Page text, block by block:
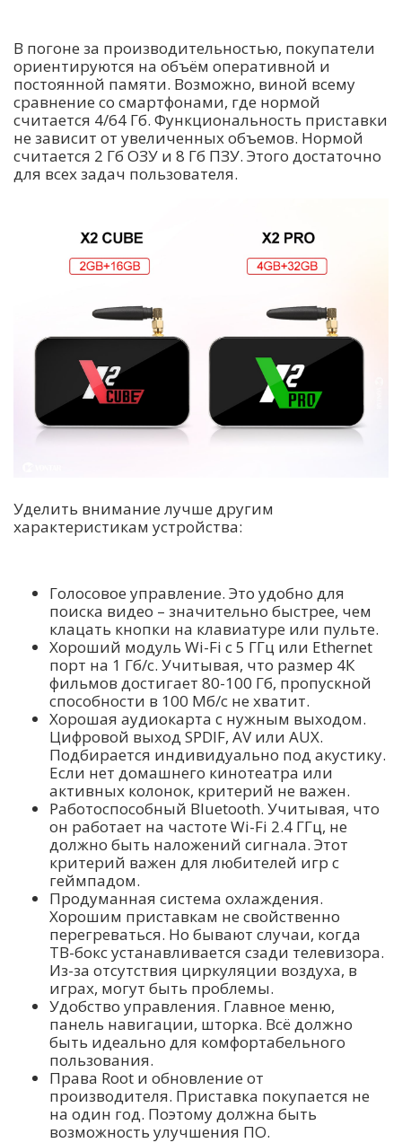
В погоне за производительностью, покупатели
ориентируются на объём оперативной и
постоянной памяти. Возможно, виной всему
сравнение со смартфонами, где нормой
считается 4/64 Гб. Функциональность приставки
не зависит от увеличенных объемов. Нормой
считается 2 Гб ОЗУ и 8 Гб ПЗУ. Этого достаточно
для всех задач пользователя.
Уделить внимание лучше другим
характеристикам устройства:
Голосовое управление. Это удобно для
поиска видео – значительно быстрее, чем
клацать кнопки на клавиатуре или пульте.
Хороший модуль Wi-Fi с 5 ГГц или Ethernet
порт на 1 Гб/с. Учитывая, что размер 4К
фильмов достигает 80-100 Гб, пропускной
способности в 100 Мб/с не хватит.
Хорошая аудиокарта с нужным выходом.
Цифровой выход SPDIF, AV или AUX.
Подбирается индивидуально под акустику.
Если нет домашнего кинотеатра или
активных колонок, критерий не важен.
Работоспособный Bluetooth. Учитывая, что
он работает на частоте Wi-Fi 2.4 ГГц, не
должно быть наложений сигнала. Этот
критерий важен для любителей игр с
геймпадом.
Продуманная система охлаждения.
Хорошим приставкам не свойственно
перегреваться. Но бывают случаи, когда
ТВ-бокс устанавливается сзади телевизора.
Из-за отсутствия циркуляции воздуха, в
играх, могут быть проблемы.
Удобство управления. Главное меню,
панель навигации, шторка. Всё должно
быть идеально для комфортабельного
пользования.
Права Root и обновление от
производителя. Приставка покупается не
на один год. Поэтому должна быть
возможность улучшения ПО.